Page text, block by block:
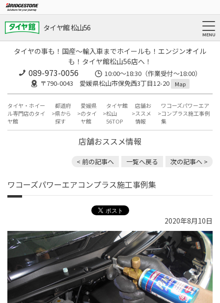
タイヤ館 松山56
タイヤの事も！国産～輸入車までホイールも！エンジンオイル
も！タイヤ館松山56店へ！
089-973-0056
10:00～18:30（作業受付～18:00）
〒790-0043 愛媛県松山市保免西3丁目12-20
Map
タイヤ・ホイー
ル専門店のタイ
ヤ館
都道府
県から
探す
愛媛県
のタイ
ヤ館
タイヤ館
松山
56TOP
店舗お
ススメ
情報
ワコーズパワーエア
コンプラス施工事例
集
店舗おススメ情報
< 前の記事へ 一覧へ戻る 次の記事へ >
ワコーズパワーエアコンプラス施工事例集
2020年8月10日